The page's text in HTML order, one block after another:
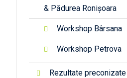
& Pădurea Ronișoara
Workshop Bârsana
Workshop Petrova
Rezultate